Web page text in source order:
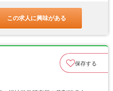
この求人に興味がある
保存する